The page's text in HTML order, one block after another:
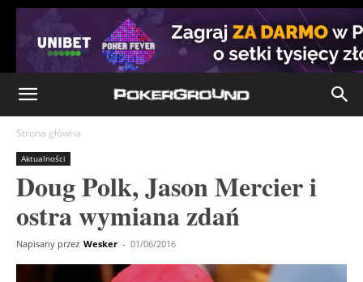
Strona główna
Aktualności
Doug Polk, Jason Mercier i
ostra wymiana zdań
Napisany przez Wesker - 01/06/2016